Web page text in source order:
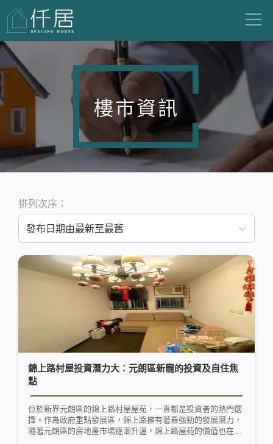
樓市資訊
排列次序：
錦上路村屋投資潛力大：元朗區新寵的投資及自住焦
點
位於新界元朗區的錦上路村屋屋苑，一直都是投資者的熱門選
擇。作為政府重點發展區，錦上路擁有著最強勁的發展潛力，
隨著元朗區的房地產市場逐漸升溫，錦上路屋苑的價值也在逐